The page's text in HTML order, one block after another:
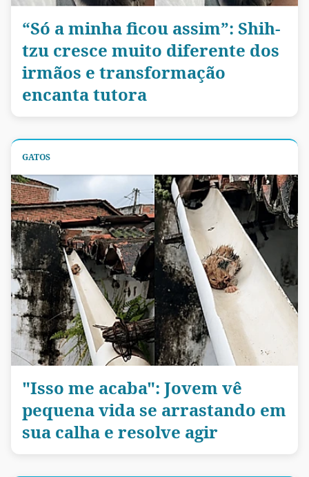
“Só a minha ficou assim”: Shih-
tzu cresce muito diferente dos
irmãos e transformação
encanta tutora
GATOS
"Isso me acaba": Jovem vê
pequena vida se arrastando em
sua calha e resolve agir